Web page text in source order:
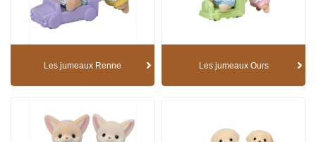
Les jumeaux Renne Les jumeaux Ours